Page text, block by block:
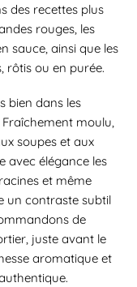
des recettes plus
rouges, les
sauce, ainsi que les
rôtis ou en purée.
bien dans les
Fraîchement moulu,
soupes et aux
avec élégance les
et même
un contraste subtil
de
juste avant le
aromatique et